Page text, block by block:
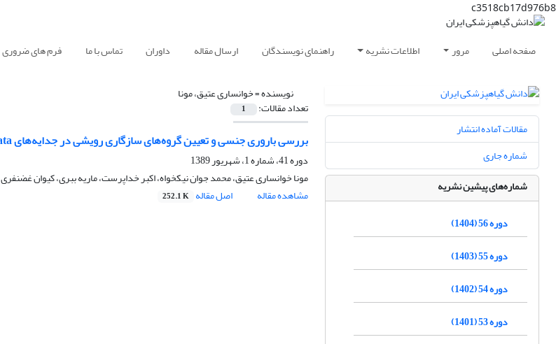
c3518cb17d976b8
صفحه اصلی مرور اطلاعات نشریه راهنمای نویسندگان ارسال مقاله داوران تماس با ما فرم های ضروری
نویسنده =خوانساری عتیق، مونا
تعداد مقالات: 1
بررسی باروری جنسی و تعیین گروه‌های سازگاری رویشی در جدایه‌های Glomerella cingulata جدا شده از درختان مرکبات استان مازندران
دوره 41، شماره 1، شهریور 1389
مونا خوانساری عتیق، محمد جوان نیکخواه، اکبر خداپرست، ماریه ببری، کیوان غضنفری
مشاهده مقاله
اصل مقاله 252.1 K
مقالات آماده انتشار
شماره جاری
شماره‌های پیشین نشریه
دوره 56 (1404)
دوره 55 (1403)
دوره 54 (1402)
دوره 53 (1401)